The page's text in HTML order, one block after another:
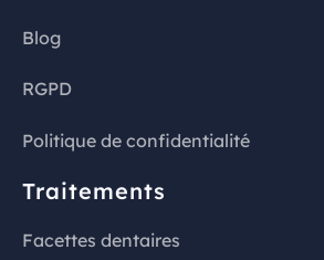
Blog
RGPD
Politique de confidentialité
Traitements
Facettes dentaires